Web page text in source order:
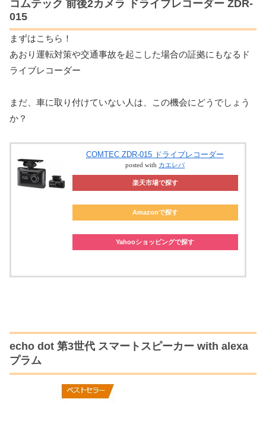
コムテック 前後2カメラ ドライブレコーダー ZDR-
015
まずはこちら！
あおり運転対策や交通事故を起こした場合の証拠にもなるド
ライブレコーダー
まだ、車に取り付けていない人は、この機会にどうでしょう
か？
COMTEC ZDR-015 ドライブレコーダー
posted with カエレバ
楽天市場で探す
Amazonで探す
Yahooショッピングで探す
echo dot 第3世代 スマートスピーカー with alexa
プラム